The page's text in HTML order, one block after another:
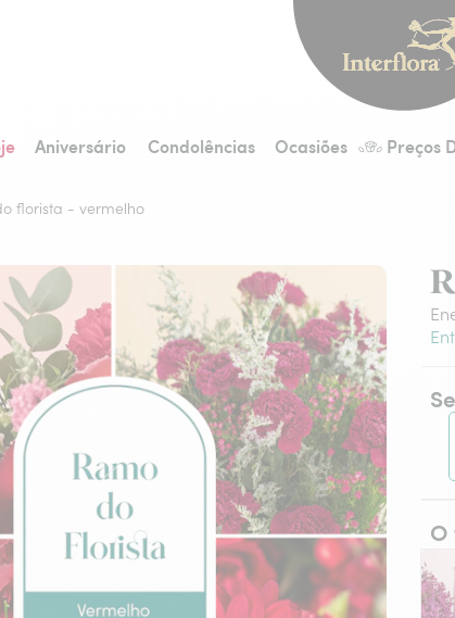
Aniversário Condolências Ocasiões Preços
florista - vermelho